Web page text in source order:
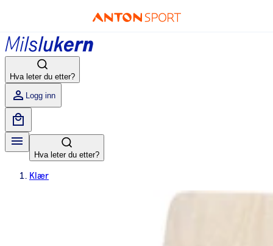
Hva leter du etter?
Logg inn
Hva leter du etter?
Klær